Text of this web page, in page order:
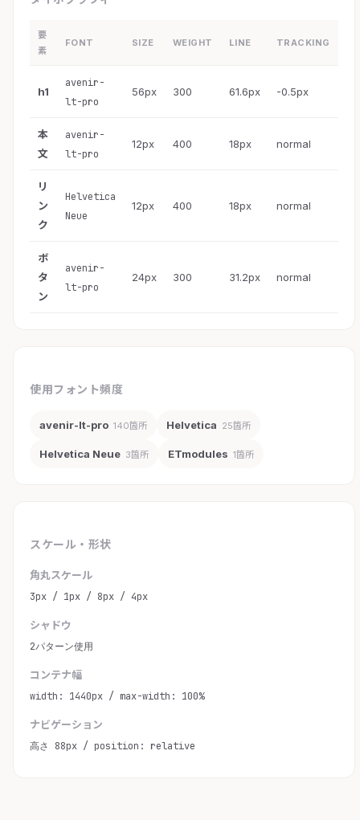
要
素
FONT SIZE WEIGHT LINE TRACKING
h1
avenir-
lt-pro
56px 300 61.6px -0.5px
本
文
avenir-
lt-pro
12px 400 18px normal
リ
ン
ク
Helvetica
Neue
12px 400 18px normal
ボ
タ
ン
avenir-
lt-pro
24px 300 31.2px normal
使用フォント頻度
avenir-lt-pro 140箇所 Helvetica 25箇所
Helvetica Neue 3箇所 ETmodules 1箇所
スケール・形状
角丸スケール
3px / 1px / 8px / 4px
シャドウ
2パターン使用
コンテナ幅
width: 1440px / max-width: 100%
ナビゲーション
高さ 88px / position: relative